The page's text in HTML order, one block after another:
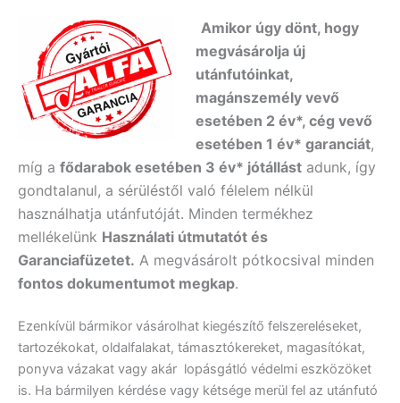
Amikor úgy dönt, hogy
megvásárolja új
utánfutóinkat,
magánszemély vevő
esetében 2 év*, cég vevő
esetében 1 év* garanciát,
míg a fődarabok esetében 3 év* jótállást adunk, így
gondtalanul, a sérüléstől való félelem nélkül
használhatja utánfutóját. Minden termékhez
mellékelünk Használati útmutatót és
Garanciafüzetet. A megvásárolt pótkocsival minden
fontos dokumentumot megkap.
Ezenkívül bármikor vásárolhat kiegészítő felszereléseket,
tartozékokat, oldalfalakat, támasztókereket, magasítókat,
ponyva vázakat vagy akár lopásgátló védelmi eszközöket
is. Ha bármilyen kérdése vagy kétsége merül fel az utánfutó